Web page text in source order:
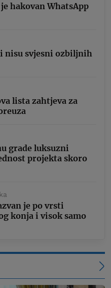
hakovan WhatsApp
nisu svjesni ozbiljnih
lista zahtjeva za
grade luksuzni
projekta skoro
je po vrsti
konja i visok samo